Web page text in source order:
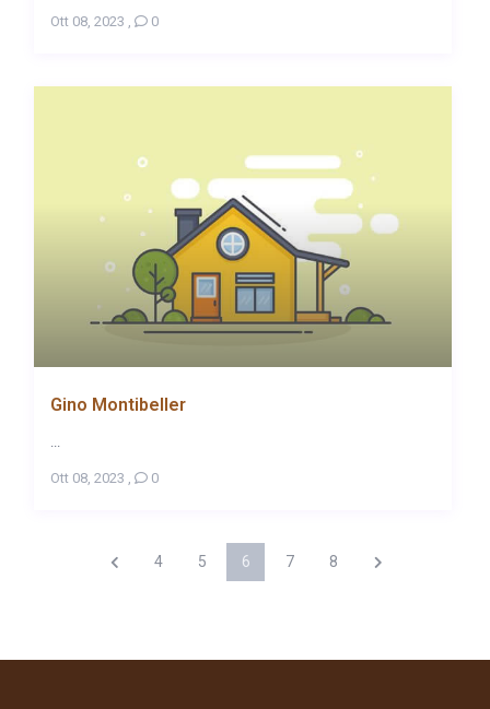
Ott 08, 2023 0
Gino Montibeller
Ott 08, 2023 0
4 5 6 7 8